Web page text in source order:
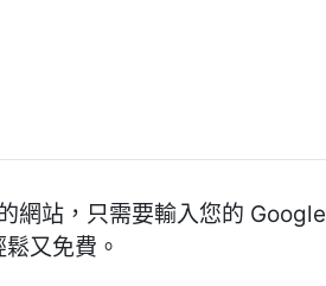
網站，只需要輸入您的 Google
又免費。